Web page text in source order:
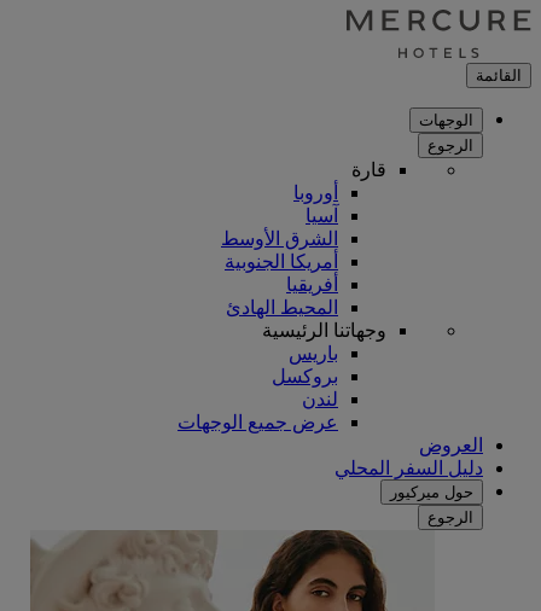
القائمة
الوجهات
الرجوع
قارة
أوروبا
آسيا
الشرق الأوسط
أمريكا الجنوبية
أفريقيا
المحيط الهادئ
وجهاتنا الرئيسية
باريس
بروكسل
لندن
عرض جميع الوجهات
العروض
دليل السفر المحلي
حول ميركيور
الرجوع